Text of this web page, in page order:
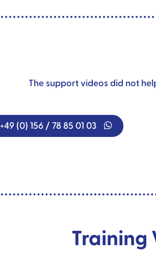
The support videos did not
+49 (0) 156 / 78 85 01 03
Training